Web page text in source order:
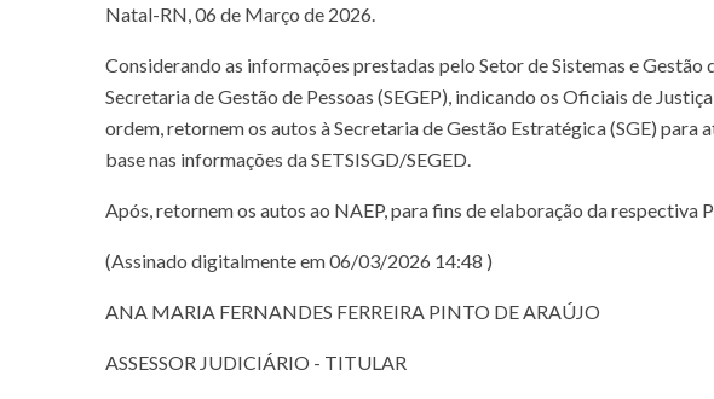
Natal-RN, 06 de Março de 2026.
Considerando as informações prestadas pelo Setor de Sistemas e Gestão
Secretaria de Gestão de Pessoas (SEGEP), indicando os Oficiais de
ordem, retornem os autos à Secretaria de Gestão Estratégica (SGE) para
base nas informações da SETSISGD/SEGED.
Após, retornem os autos ao NAEP, para fins de elaboração da respectiva
(Assinado digitalmente em 06/03/2026 14:48 )
ANA MARIA FERNANDES FERREIRA PINTO DE ARAÚJO
ASSESSOR JUDICIÁRIO - TITULAR